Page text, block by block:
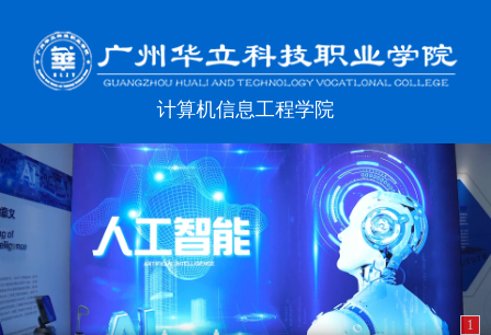
计算机信息工程学院
1